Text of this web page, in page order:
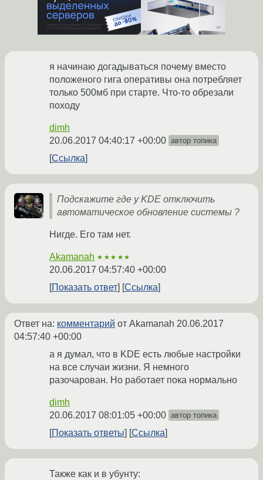
я начинаю догадываться почему вместо
положеного гига оперативы она потребляет
только 500мб при старте. Что-то обрезали
походу
dimh
20.06.2017 04:40:17 +00:00 автор топика
Ссылка
Подскажите где у KDE отключить
автоматическое обновление системы ?
Нигде. Его там нет.
Akamanah ★★★★★
20.06.2017 04:57:40 +00:00
Показать ответ
Ссылка
Ответ на: комментарий от Akamanah 20.06.2017
04:57:40 +00:00
а я думал, что в KDE есть любые настройки
на все случаи жизни. Я немного
разочарован. Но работает пока нормально
dimh
20.06.2017 08:01:05 +00:00 автор топика
Показать ответы Ссылка
Также как и в убунту: